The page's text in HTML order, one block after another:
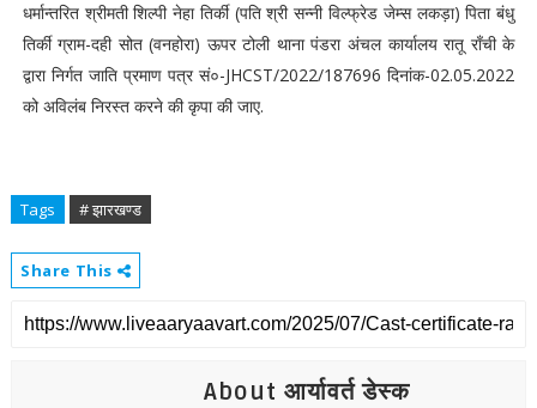
धर्मान्तरित श्रीमती शिल्पी नेहा तिर्की (पति श्री सन्नी विल्फ्रेड जेम्स लकड़ा) पिता बंधु
तिर्की ग्राम-दही सोत (वनहोरा) ऊपर टोली थाना पंडरा अंचल कार्यालय रातू राँची के
द्वारा निर्गत जाति प्रमाण पत्र सं०-JHCST/2022/187696 दिनांक-02.05.2022
को अविलंब निरस्त करने की कृपा की जाए.
Tags # झारखण्ड
Share This
About आर्यावर्त डेस्क